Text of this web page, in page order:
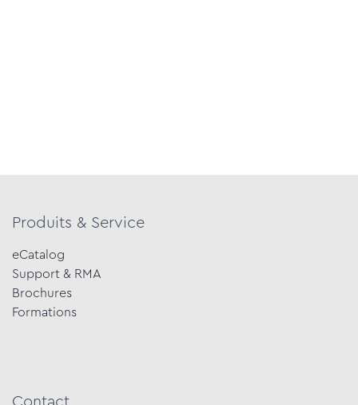
Produits & Service
eCatalog
Support & RMA
Brochures
Formations​